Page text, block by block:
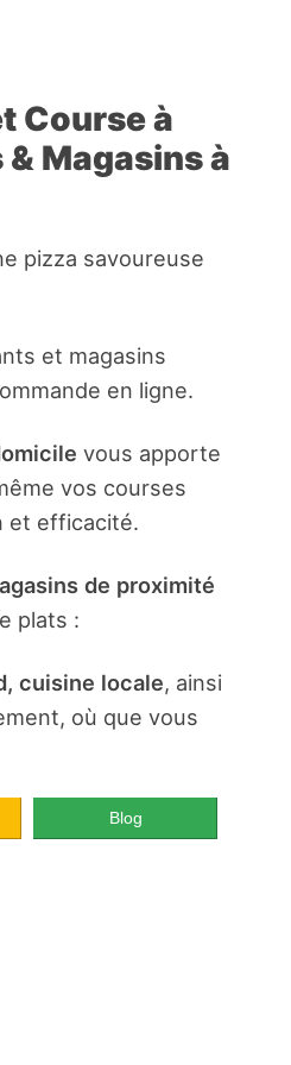
Course à
Magasins à
pizza savoureuse
et magasins
en ligne.
vous apporte
vos courses
et efficacité.
de proximité
plats :
cuisine locale, ainsi
où que vous
Blog